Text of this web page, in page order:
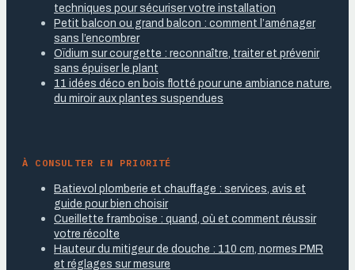
techniques pour sécuriser votre installation
Petit balcon ou grand balcon : comment l’aménager
sans l’encombrer
Oïdium sur courgette : reconnaître, traiter et prévenir
sans épuiser le plant
11 idées déco en bois flotté pour une ambiance nature,
du miroir aux plantes suspendues
À CONSULTER EN PRIORITÉ
Batievol plomberie et chauffage : services, avis et
guide pour bien choisir
Cueillette framboise : quand, où et comment réussir
votre récolte
Hauteur du mitigeur de douche : 110 cm, normes PMR
et réglages sur mesure